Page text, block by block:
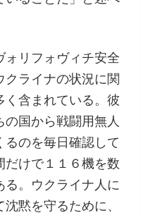
ォリフォヴィチ安全
ライナの状況に関
く含まれている。彼
国から戦闘用無人
のを毎日確認して
だけで１１６機を数
る。ウクライナ人に
黙を守るために、